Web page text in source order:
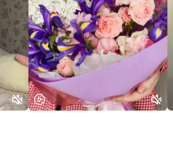
Санкт-Петербург
Самара
Уфа
Екатеринбург